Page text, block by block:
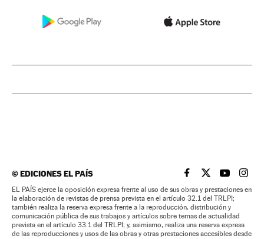
©EDICIONES EL PAÍS EL PAÍS BRASIL EN
EL PAÍSEL PAÍS
EL
EL PAÍS ejerce la oposición expresa frente al uso de sus obras y prestaciones en
la elaboración de revistas de prensa prevista en el artículo 32.1 del TRLPI;
también realiza la reserva expresa frente a la reproducción, distribución y
comunicación pública de sus trabajos y artículos sobre temas de actualidad
prevista en el artículo 33.1 del TRLPI; y, asimismo, realiza una reserva expresa
de las reproducciones y usos de las obras y otras prestaciones accesibles desde